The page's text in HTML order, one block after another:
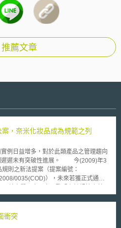
推薦文章
，奈米化妝品成為規範之列
日益增多，對於此類產品之管理趨向
突破性進展。 今(2009)年3
則之新法提案（提案編號：
0035(COD)），未來若獲正式通
奈米材料為：「一種具有非溶解、抗生
之安全性，該規範透過強制通報、安全
衝突